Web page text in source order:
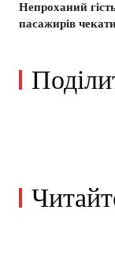
Непроханий
пасажирів